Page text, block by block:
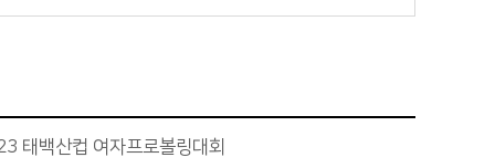
태백산컵 여자프로볼링대회